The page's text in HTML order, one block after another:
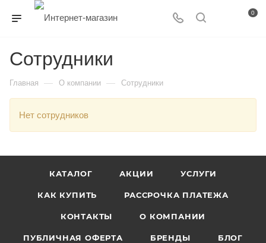
0
Сотрудники
Главная — О компании — Сотрудники
Нет сотрудников
КАТАЛОГ АКЦИИ УСЛУГИ
КАК КУПИТЬ РАССРОЧКА ПЛАТЕЖА
КОНТАКТЫ О КОМПАНИИ
ПУБЛИЧНАЯ ОФЕРТА БРЕНДЫ БЛОГ